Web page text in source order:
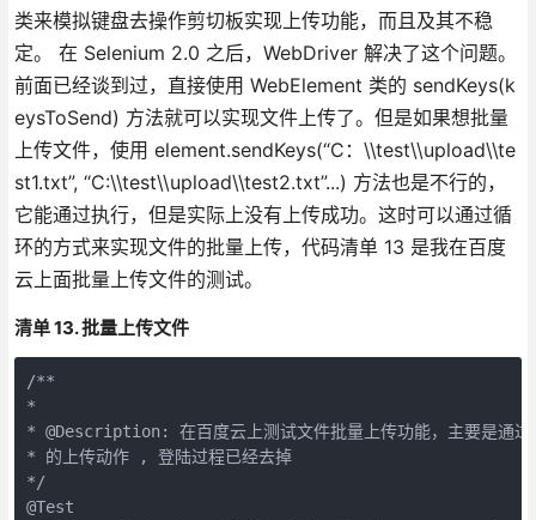
类来模拟键盘去操作剪切板实现上传功能，而且及其不稳
定。 在 Selenium 2.0 之后，WebDriver 解决了这个问题。
前面已经谈到过，直接使用 WebElement 类的 sendKeys(k
eysToSend) 方法就可以实现文件上传了。但是如果想批量
上传文件，使用 element.sendKeys(“C：\\test\\upload\\te
st1.txt”, “C:\\test\\upload\\test2.txt”...) 方法也是不行的，
它能通过执行，但是实际上没有上传成功。这时可以通过循
环的方式来实现文件的批量上传，代码清单 13 是我在百度
云上面批量上传文件的测试。
清单 13. 批量上传文件
/**
*
* @Description: 在百度云上测试文件批量上传功能，主要是通过
* 的上传动作 , 登陆过程已经去掉
*/
@Test